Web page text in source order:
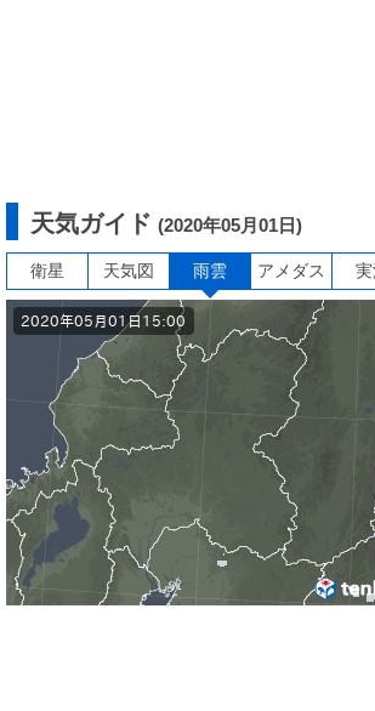
天気ガイド (2020年05月01日)
衛星 天気図 雨雲 アメダス 実